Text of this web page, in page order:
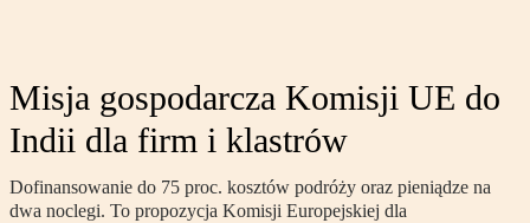
Misja gospodarcza Komisji UE do
Indii dla firm i klastrów
Dofinansowanie do 75 proc. kosztów podróży oraz pieniądze na
dwa noclegi. To propozycja Komisji Europejskiej dla